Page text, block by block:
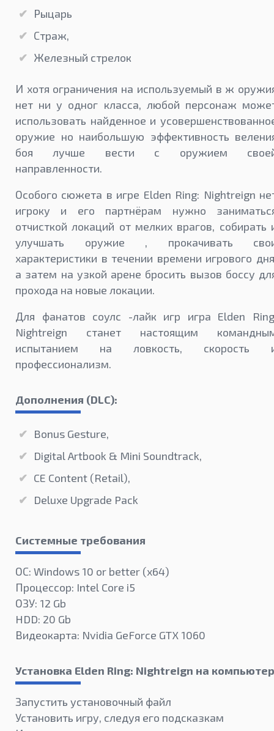
Рыцарь
Страж,
Железный стрелок
И хотя ограничения на используемый в ж
нет ни у одног класса, любой персонаж
использовать найденное и
оружие но наибольшую эффективность
боя лучше вести с оружием
направленности.
Особого сюжета в игре Elden Ring: Nightreign
игроку и его партнёрам нужно
отчисткой локаций от мелких врагов, собирать
улучшать оружие , прокачивать
характеристики в течении времени игрового
а затем на узкой арене бросить вызов боссу
прохода на новые локации.
Для фанатов соулс -лайк игр игра Elden
Nightreign станет настоящим
испытанием на ловкость, скорость
профессионализм.
Дополнения (DLC):
Bonus Gesture,
Digital Artbook & Mini Soundtrack,
CE Content (Retail),
Deluxe Upgrade Pack
Системные требования
ОС: Windows 10 or better (х64)
Процессор: Intel Core i5
ОЗУ: 12 Gb
HDD: 20 Gb
Видеокарта: Nvidia GeForce GTX 1060
Установка Elden Ring: Nightreign на компьютер
Запустить установочный файл
Установить игру, следуя его подсказкам